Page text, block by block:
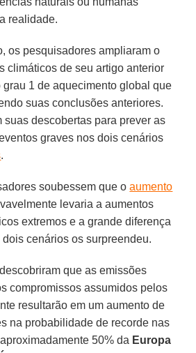
realidade.
os pesquisadores ampliaram o
climáticos de seu artigo anterior
1 de aquecimento global que
suas conclusões anteriores.
suas descobertas para prever as
graves nos dois cenários
.
soubessem que oaumento
levaria a aumentos
extremos e a grande diferença
cenários os surpreendeu.
que as emissões
compromissos assumidos pelos
resultarão em um aumento de
na probabilidade de recorde nas
50% da Europa